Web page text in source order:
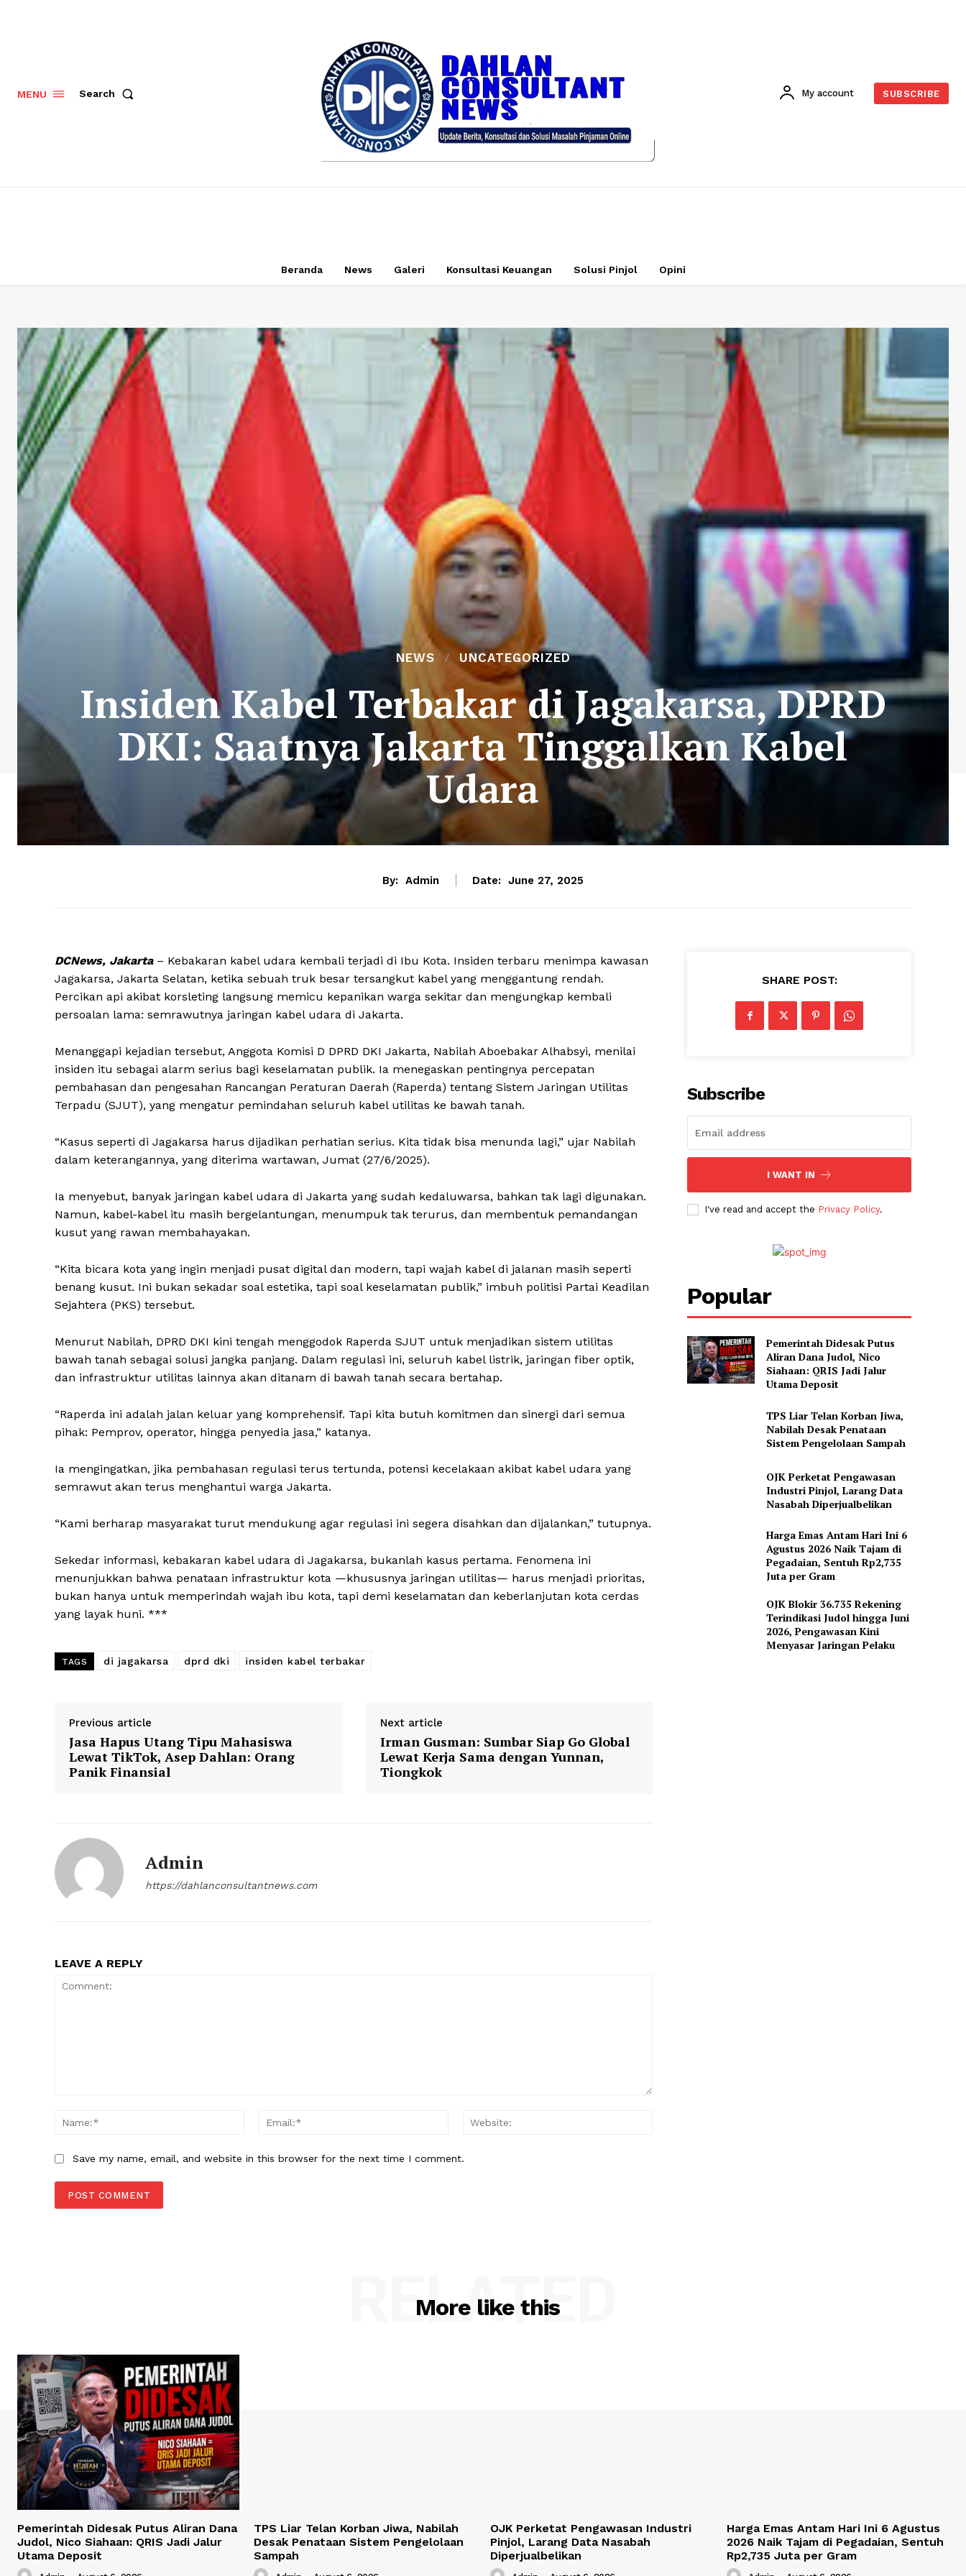
MENU Search My account SUBSCRIBE
Beranda News Galeri Konsultasi Keuangan Solusi Pinjol Opini
NEWS UNCATEGORIZED
Insiden Kabel Terbakar di Jagakarsa, DPRD
DKI: Saatnya Jakarta Tinggalkan Kabel
Udara
By: Admin Date: June 27, 2025
DCNews, Jakarta– Kebakaran kabel udara kembali terjadi di Ibu Kota. Insiden terbaru menimpa kawasan
Jagakarsa, Jakarta Selatan, ketika sebuah truk besar tersangkut kabel yang menggantung rendah.
Percikan api akibat korsleting langsung memicu kepanikan warga sekitar dan mengungkap kembali
persoalan lama: semrawutnya jaringan kabel udara di Jakarta.
Menanggapi kejadian tersebut, Anggota Komisi D DPRD DKI Jakarta, Nabilah Aboebakar Alhabsyi, menilai
insiden itu sebagai alarm serius bagi keselamatan publik. Ia menegaskan pentingnya percepatan
pembahasan dan pengesahan Rancangan Peraturan Daerah (Raperda) tentang Sistem Jaringan Utilitas
Terpadu (SJUT), yang mengatur pemindahan seluruh kabel utilitas ke bawah tanah.
“Kasus seperti di Jagakarsa harus dijadikan perhatian serius. Kita tidak bisa menunda lagi,” ujar Nabilah
dalam keterangannya, yang diterima wartawan, Jumat (27/6/2025).
Ia menyebut, banyak jaringan kabel udara di Jakarta yang sudah kedaluwarsa, bahkan tak lagi digunakan.
Namun, kabel-kabel itu masih bergelantungan, menumpuk tak terurus, dan membentuk pemandangan
kusut yang rawan membahayakan.
“Kita bicara kota yang ingin menjadi pusat digital dan modern, tapi wajah kabel di jalanan masih seperti
benang kusut. Ini bukan sekadar soal estetika, tapi soal keselamatan publik,” imbuh politisi Partai Keadilan
Sejahtera (PKS) tersebut.
Menurut Nabilah, DPRD DKI kini tengah menggodok Raperda SJUT untuk menjadikan sistem utilitas
bawah tanah sebagai solusi jangka panjang. Dalam regulasi ini, seluruh kabel listrik, jaringan fiber optik,
dan infrastruktur utilitas lainnya akan ditanam di bawah tanah secara bertahap.
“Raperda ini adalah jalan keluar yang komprehensif. Tapi kita butuh komitmen dan sinergi dari semua
pihak: Pemprov, operator, hingga penyedia jasa,” katanya.
Ia mengingatkan, jika pembahasan regulasi terus tertunda, potensi kecelakaan akibat kabel udara yang
semrawut akan terus menghantui warga Jakarta.
“Kami berharap masyarakat turut mendukung agar regulasi ini segera disahkan dan dijalankan,” tutupnya.
Sekedar informasi, kebakaran kabel udara di Jagakarsa, bukanlah kasus pertama. Fenomena ini
menunjukkan bahwa penataan infrastruktur kota —khususnya jaringan utilitas— harus menjadi prioritas,
bukan hanya untuk memperindah wajah ibu kota, tapi demi keselamatan dan keberlanjutan kota cerdas
yang layak huni. ***
TAGS di jagakarsa dprd dki insiden kabel terbakar
Previous article
Jasa Hapus Utang Tipu Mahasiswa
Lewat TikTok, Asep Dahlan: Orang
Panik Finansial
Next article
Irman Gusman: Sumbar Siap Go Global
Lewat Kerja Sama dengan Yunnan,
Tiongkok
Admin
https://dahlanconsultantnews.com
LEAVE A REPLY
Name:*
Email:*
Save my name, email, and website in this browser for the next time I comment.
SHARE POST:
Subscribe
I WANT IN
I've read and accept the Privacy Policy.
Popular
Pemerintah Didesak Putus
Aliran Dana Judol, Nico
Siahaan: QRIS Jadi Jalur
Utama Deposit
TPS Liar Telan Korban Jiwa,
Nabilah Desak Penataan
Sistem Pengelolaan Sampah
OJK Perketat Pengawasan
Industri Pinjol, Larang Data
Nasabah Diperjualbelikan
Harga Emas Antam Hari Ini 6
Agustus 2026 Naik Tajam di
Pegadaian, Sentuh Rp2,735
Juta per Gram
OJK Blokir 36.735 Rekening
Terindikasi Judol hingga Juni
2026, Pengawasan Kini
Menyasar Jaringan Pelaku
More like this
RELATED
Pemerintah Didesak Putus Aliran Dana
Judol, Nico Siahaan: QRIS Jadi Jalur
Utama Deposit
TPS Liar Telan Korban Jiwa, Nabilah
Desak Penataan Sistem Pengelolaan
Sampah
OJK Perketat Pengawasan Industri
Pinjol, Larang Data Nasabah
Diperjualbelikan
Harga Emas Antam Hari Ini 6 Agustus
2026 Naik Tajam di Pegadaian, Sentuh
Rp2,735 Juta per Gram